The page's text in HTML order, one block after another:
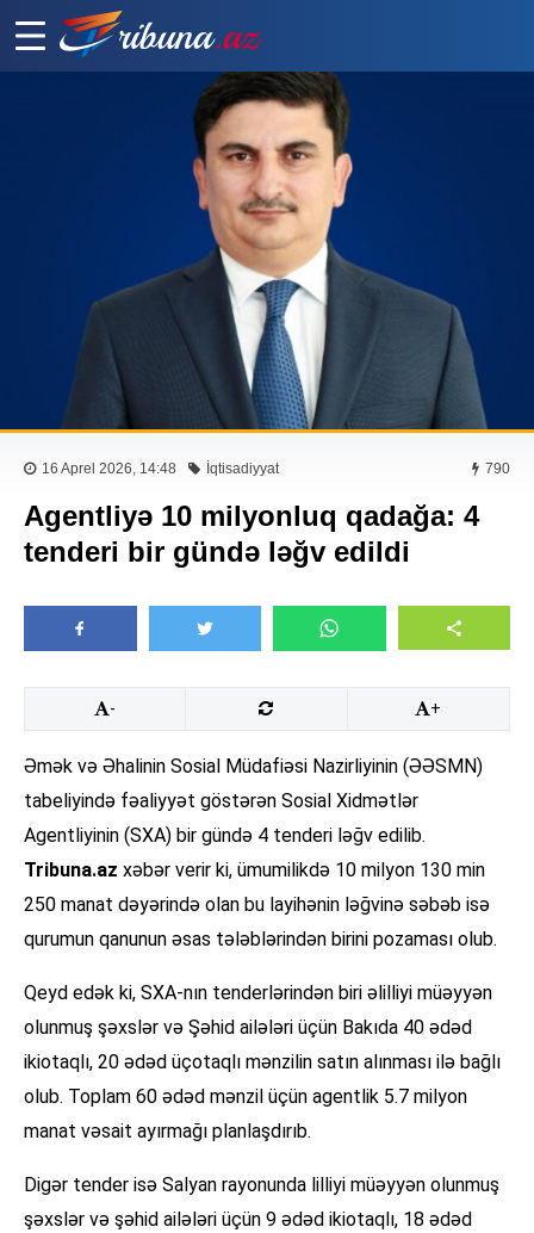
16 Aprel 2026, 14:48 İqtisadiyyat 790
Agentliyə 10 milyonluq qadağa: 4
tenderi bir gündə ləğv edildi
- +
Əmək və Əhalinin Sosial Müdafiəsi Nazirliyinin (ƏƏSMN)
tabeliyində fəaliyyət göstərən Sosial Xidmətlər
Agentliyinin (SXA) bir gündə 4 tenderi ləğv edilib.
Tribuna.az xəbər verir ki, ümumilikdə 10 milyon 130 min
250 manat dəyərində olan bu layihənin ləğvinə səbəb isə
qurumun qanunun əsas tələblərindən birini pozaması olub.
Qeyd edək ki, SXA-nın tenderlərindən biri əlilliyi müəyyən
olunmuş şəxslər və Şəhid ailələri üçün Bakıda 40 ədəd
ikiotaqlı, 20 ədəd üçotaqlı mənzilin satın alınması ilə bağlı
olub. Toplam 60 ədəd mənzil üçün agentlik 5.7 milyon
manat vəsait ayırmağı planlaşdırıb.
Digər tender isə Salyan rayonunda lilliyi müəyyən olunmuş
şəxslər və şəhid ailələri üçün 9 ədəd ikiotaqlı, 18 ədəd